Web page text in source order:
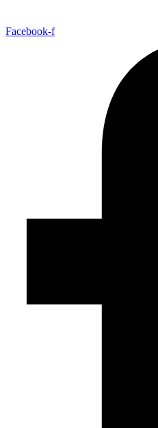
Facebook-f